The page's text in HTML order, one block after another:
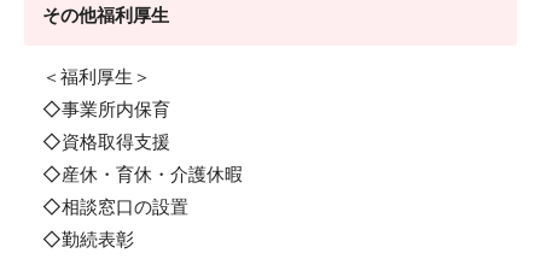
その他福利厚生
＜福利厚生＞
◇事業所内保育
◇資格取得支援
◇産休・育休・介護休暇
◇相談窓口の設置
◇勤続表彰